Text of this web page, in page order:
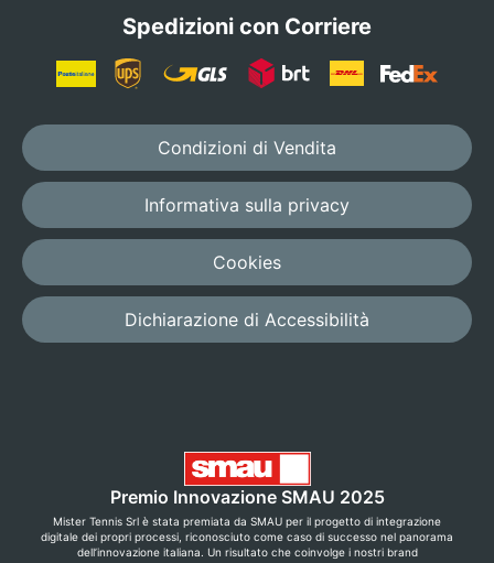
Spedizioni con Corriere
Condizioni di Vendita
Informativa sulla privacy
Cookies
Dichiarazione di Accessibilità
Premio Innovazione SMAU 2025
Mister Tennis Srl è stata premiata da SMAU per il progetto di integrazione
digitale dei propri processi, riconosciuto come caso di successo nel panorama
dell’innovazione italiana. Un risultato che coinvolge i nostri brand